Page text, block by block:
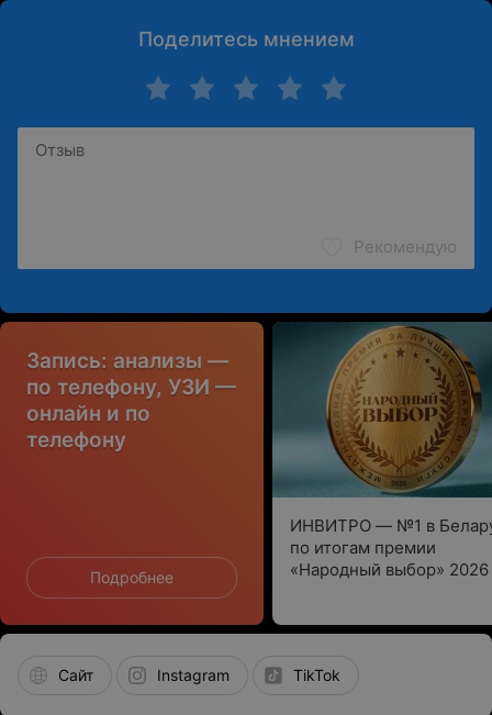
анализаторами, что может минимизировать
вероятность ошибок и обеспечить надежные
результаты. Регулярные обследования — это шаг к
сохранению здоровья, своевременной профилактике и
правильному лечению.
Поделитесь мнением
Рекомендую
Запись: анализы —
по телефону, УЗИ —
онлайн и по
телефону
Подробнее
ИНВИТРО — №1 в
по итогам премии
«Народный выбор» 2026
Сайт Instagram TikTok